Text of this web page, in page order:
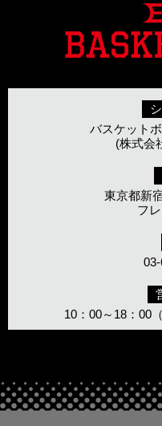
バスケット
(株式会
東京都新
フ
10：00～18：00